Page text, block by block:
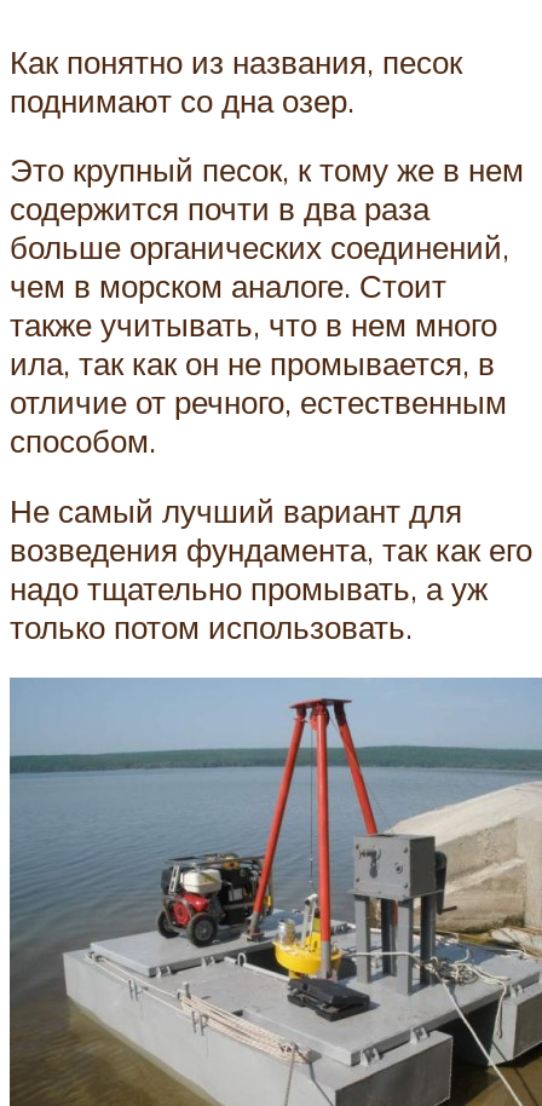
Как понятно из названия, песок
поднимают со дна озер.
Это крупный песок, к тому же в нем
содержится почти в два раза
больше органических соединений,
чем в морском аналоге. Стоит
также учитывать, что в нем много
ила, так как он не промывается, в
отличие от речного, естественным
способом.
Не самый лучший вариант для
возведения фундамента, так как его
надо тщательно промывать, а уж
только потом использовать.